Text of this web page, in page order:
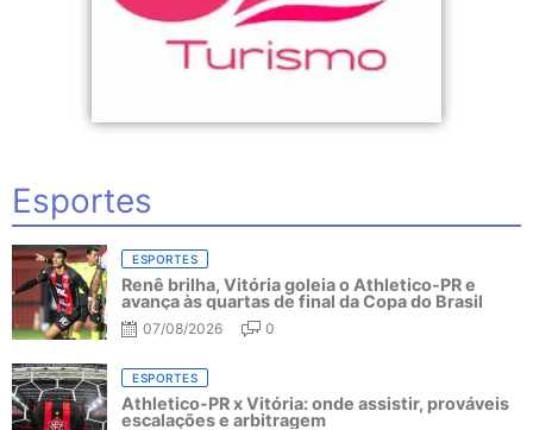
Esportes
ESPORTES
Renê brilha, Vitória goleia o Athletico-PR e
avança às quartas de final da Copa do Brasil
07/08/2026 0
ESPORTES
Athletico-PR x Vitória: onde assistir, prováveis
escalações e arbitragem